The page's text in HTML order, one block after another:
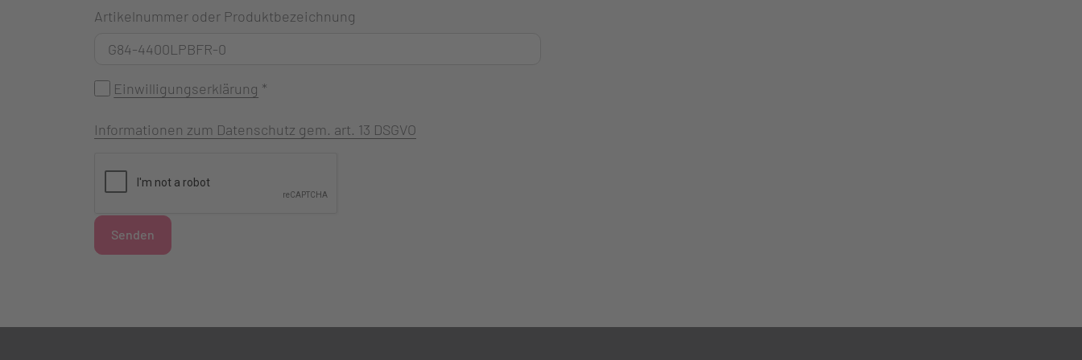
Artikelnummer oder Produktbezeichnung
Einwilligungserklärung *
Informationen zum Datenschutz gem. art. 13 DSGVO
Senden